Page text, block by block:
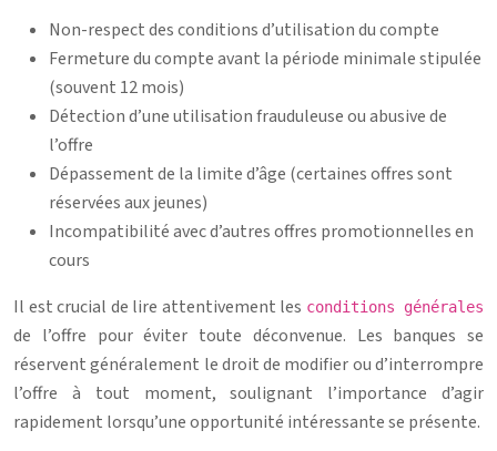
Non-respect des conditions d’utilisation du compte
Fermeture du compte avant la période minimale stipulée
(souvent 12 mois)
Détection d’une utilisation frauduleuse ou abusive de
l’offre
Dépassement de la limite d’âge (certaines offres sont
réservées aux jeunes)
Incompatibilité avec d’autres offres promotionnelles en
cours
Il est crucial de lire attentivement les conditions générales
de l’offre pour éviter toute déconvenue. Les banques se
réservent généralement le droit de modifier ou d’interrompre
l’offre à tout moment, soulignant l’importance d’agir
rapidement lorsqu’une opportunité intéressante se présente.